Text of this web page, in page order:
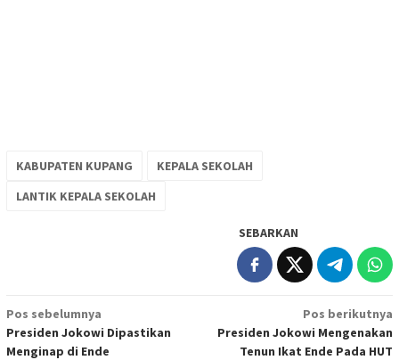
KABUPATEN KUPANG
KEPALA SEKOLAH
LANTIK KEPALA SEKOLAH
SEBARKAN
Navigasi
pos
Pos sebelumnya
Presiden Jokowi Dipastikan
Menginap di Ende
Pos berikutnya
Presiden Jokowi Mengenakan
Tenun Ikat Ende Pada HUT